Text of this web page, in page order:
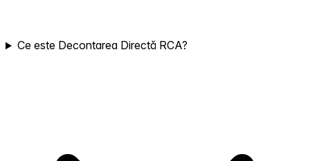
Ce este Decontarea Directă RCA?